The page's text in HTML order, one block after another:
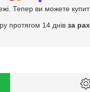
Тепер ви можете
протягом 14 днів за